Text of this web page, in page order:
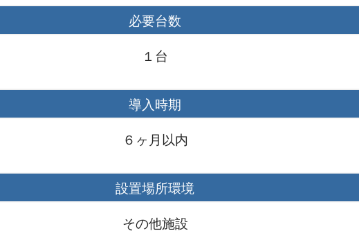
市から業務用エアコンリースのお見積もりを頂きました！
市から業務用エアコンリースのお見積もりを頂きました！
市から業務用エアコン購入のお見積もりを頂きました！
市から業務用エアコン購入のお見積もりを頂きました！
市から業務用エアコン購入のお見積もりを頂きました！
郡から業務用エアコンリースのお見積もりを頂きました！
の市から業務用エアコンの見積依頼を頂きました！
浜市から業務用エアコンの見積依頼を頂きました！
必要台数
１台
導入時期
６ヶ月以内
設置場所環境
その他施設